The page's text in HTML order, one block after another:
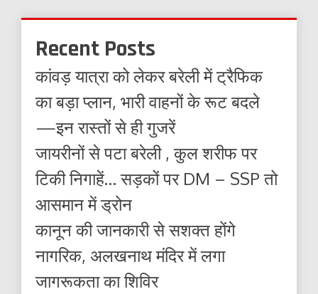
Recent Posts
कांवड़ यात्रा को लेकर बरेली में ट्रैफिक
का बड़ा प्लान, भारी वाहनों के रूट बदले
—इन रास्तों से ही गुजरें
जायरीनों से पटा बरेली , कुल शरीफ पर
टिकी निगाहें… सड़कों पर DM – SSP तो
आसमान में ड्रोन
कानून की जानकारी से सशक्त होंगे
नागरिक, अलखनाथ मंदिर में लगा
जागरूकता का शिविर